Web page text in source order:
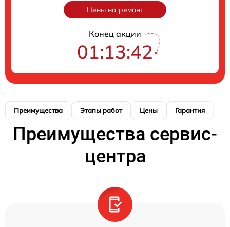
Цены на ремонт
Конец акции
01:13:41
Преимущества Этапы работ Цены Гарантия
Преимущества сервис-
центра